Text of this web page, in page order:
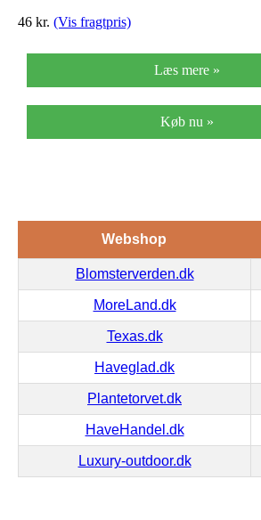
46 kr. (Vis fragtpris)
Læs mere »
Køb nu »
Webshop
Blomsterverden.dk
MoreLand.dk
Texas.dk
Haveglad.dk
Plantetorvet.dk
HaveHandel.dk
Luxury-outdoor.dk